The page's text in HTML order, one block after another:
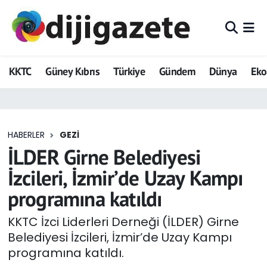
KKTC Güney Kıbrıs Türkiye Gündem Dünya
HABERLER GEZI
İLDER Girne Belediyesi
İzcileri, İzmir’de Uzay Kampı
programına katıldı
KKTC İzci Liderleri Derneği (İLDER) Girne
Belediyesi İzcileri, İzmir’de Uzay Kampı
programına katıldı.
ADVERTORIAL
Dijigazete
Eğitim
Ekonomi
Foto Galeri
GEZİ
Güncel
Hava Durumu
Trafik Durumu
Tüm Manşetler
Son Dakika Haberleri
Haber Arşivi